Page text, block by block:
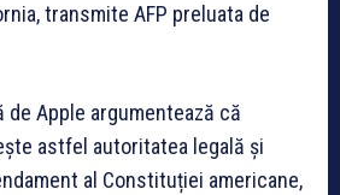
transmite AFP preluata de
Apple argumentează că
astfel autoritatea legală și
al Constituției americane,